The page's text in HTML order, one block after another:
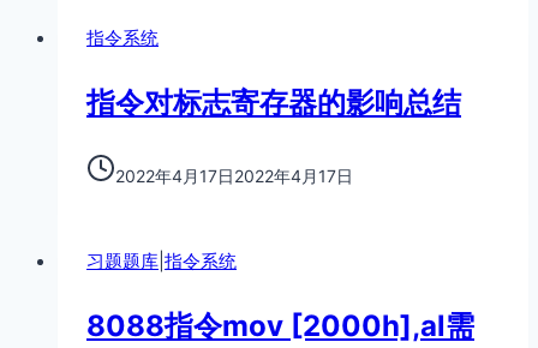
指令系统
指令对标志寄存器的影响总结
2022年4月17日2022年4月17日
习题题库 指令系统
8088指令mov [2000h],al需